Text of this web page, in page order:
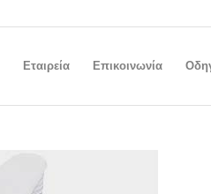
Εταιρεία Επικοινωνία